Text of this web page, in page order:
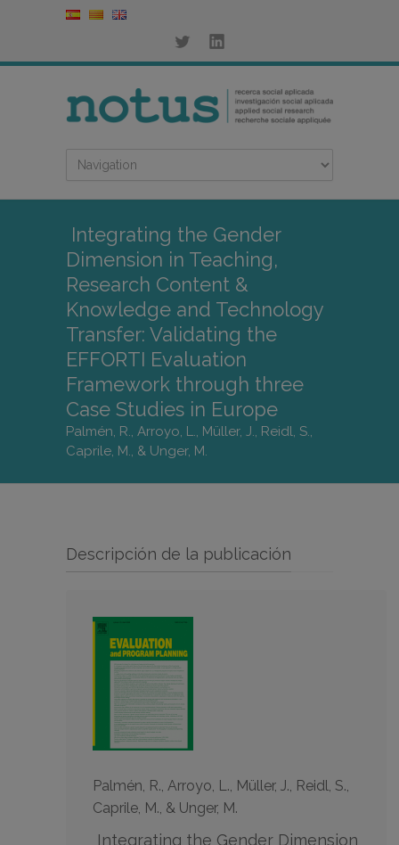
Integrating the Gender
Dimension in Teaching,
Research Content &
Knowledge and Technology
Transfer: Validating the
EFFORTI Evaluation
Framework through three
Case Studies in Europe
Palmén, R., Arroyo, L., Müller, J., Reidl, S.,
Caprile, M., & Unger, M.
Descripción de la publicación
Palmén, R., Arroyo, L., Müller, J., Reidl, S.,
Caprile, M., & Unger, M.
Integrating the Gender Dimension